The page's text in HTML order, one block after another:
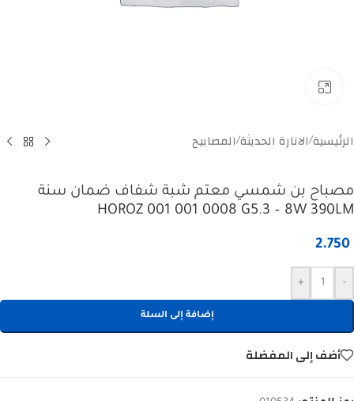
الرئيسية/الانارة الحديثة/المصابيح
مصباح بن شمسي معتم شبة شفاف ضمان سنة
HOROZ 001 001 0008 G5.3 – 8W 390LM
2.750
-
+
إضافة إلى السلة
أضف إلى المفضلة